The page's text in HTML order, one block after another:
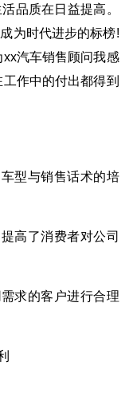
品质在日益提高。
为时代进步的标榜!
汽车销售顾问我感
作中的付出都得到
型与销售话术的培
高了消费者对公司
求的客户进行合理